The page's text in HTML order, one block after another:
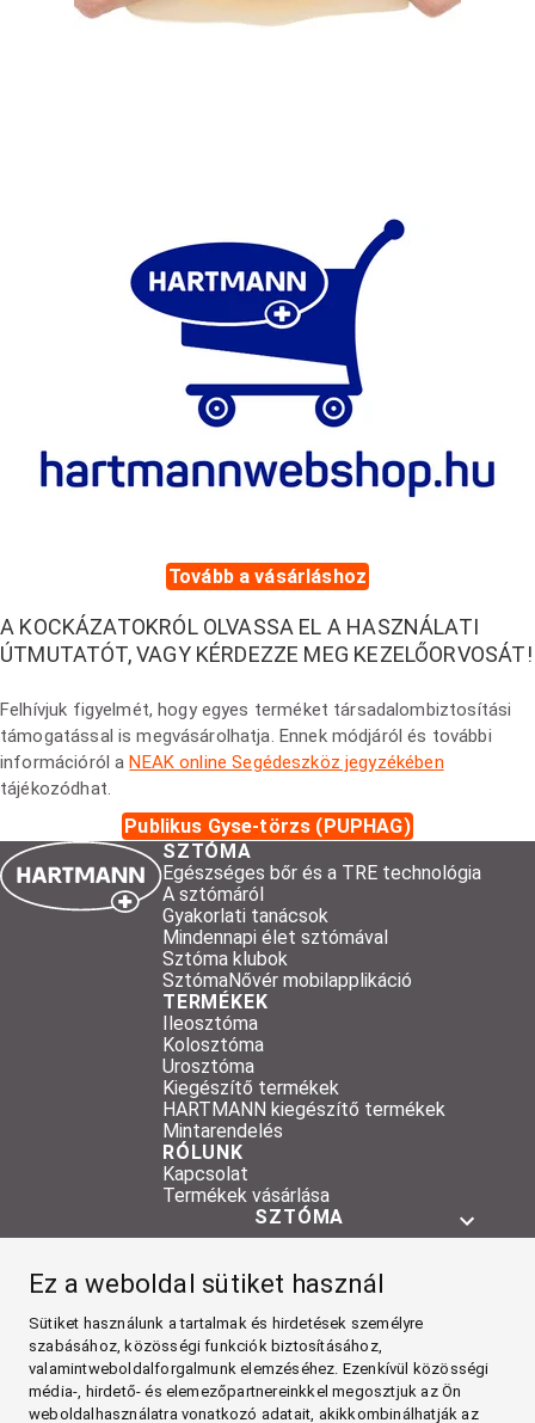
Ez a weboldal sütiket használ
Sütiket használunk a tartalmak és hirdetések személyre
szabásához, közösségi funkciók biztosításához,
valamintweboldalforgalmunk elemzéséhez. Ezenkívül közösségi
média-, hirdető- és elemezőpartnereinkkel megosztjuk az Ön
weboldalhasználatra vonatkozó adatait, akikkombinálhatják az
Tovább a vásárláshoz
A KOCKÁZATOKRÓL OLVASSA EL A HASZNÁLATI
ÚTMUTATÓT, VAGY KÉRDEZZE MEG KEZELŐORVOSÁT!
Felhívjuk figyelmét, hogy egyes terméket társadalombiztosítási
támogatással is megvásárolhatja. Ennek módjáról és további
információról aNEAK online Segédeszköz jegyzékében
tájékozódhat.
Publikus Gyse-törzs (PUPHAG)
SZTÓMA
Egészséges bőr és a TRE technológia
A sztómáról
Gyakorlati tanácsok
Mindennapi élet sztómával
Sztóma klubok
SztómaNővér mobilapplikáció
TERMÉKEK
Ileosztóma
Kolosztóma
Urosztóma
Kiegészítő termékek
HARTMANN kiegészítő termékek
Mintarendelés
RÓLUNK
Kapcsolat
Termékek vásárlása
SZTÓMA
RÓLUNK
Facebook
YouTube